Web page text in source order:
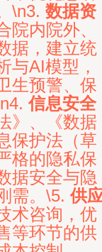
\n3. 数据资
院内院外、
据，建立统
与AI模型，
生预警、保
信息安全
》、《数据
保护法（草
格的隐私保
据安全与隐
需。\5. 供
术咨询，优
等环节的供